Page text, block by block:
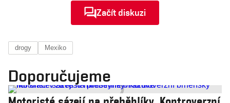
Začít diskuzi
drogy Mexiko
Doporučujeme